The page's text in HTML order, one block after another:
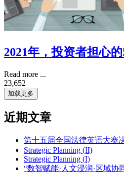
2021年，投资者担心
Read more ...
23,652
加载更多
近期文章
第十五届全国法律英语大赛
Strategic Planning (II)
Strategic Planning (I)
“数智赋能·人文浸润·区域